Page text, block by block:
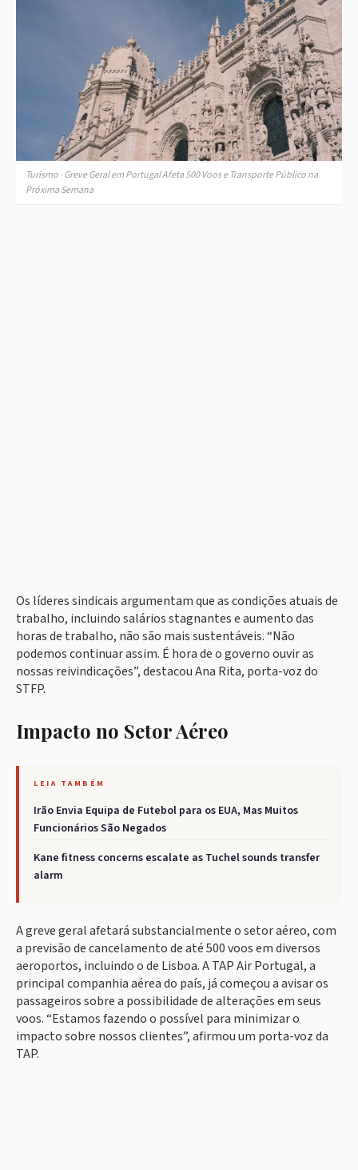
Turismo · Greve Geral em Portugal Afeta 500 Voos e Transporte Público na
Próxima Semana
Os líderes sindicais argumentam que as condições atuais de
trabalho, incluindo salários stagnantes e aumento das
horas de trabalho, não são mais sustentáveis. “Não
podemos continuar assim. É hora de o governo ouvir as
nossas reivindicações”, destacou Ana Rita, porta-voz do
STFP.
Impacto no Setor Aéreo
LEIA TAMBÉM
Irão Envia Equipa de Futebol para os EUA, Mas Muitos
Funcionários São Negados
Kane fitness concerns escalate as Tuchel sounds transfer
alarm
A greve geral afetará substancialmente o setor aéreo, com
a previsão de cancelamento de até 500 voos em diversos
aeroportos, incluindo o de Lisboa. A TAP Air Portugal, a
principal companhia aérea do país, já começou a avisar os
passageiros sobre a possibilidade de alterações em seus
voos. “Estamos fazendo o possível para minimizar o
impacto sobre nossos clientes”, afirmou um porta-voz da
TAP.